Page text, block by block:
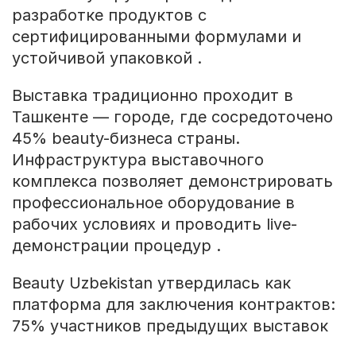
разработке продуктов с
сертифицированными формулами и
устойчивой упаковкой .
Выставка традиционно проходит в
Ташкенте — городе, где сосредоточено
45% beauty-бизнеса страны.
Инфраструктура выставочного
комплекса позволяет демонстрировать
профессиональное оборудование в
рабочих условиях и проводить live-
демонстрации процедур .
Beauty Uzbekistan утвердилась как
платформа для заключения контрактов:
75% участников предыдущих выставок